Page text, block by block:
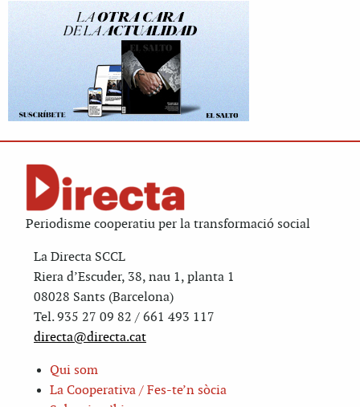
Periodisme cooperatiu per la transformació social
La Directa SCCL
Riera d’Escuder, 38, nau 1, planta 1
08028 Sants (Barcelona)
Tel. 935 27 09 82 / 661 493 117
directa@directa.cat
Qui som
La Cooperativa / Fes-te’n sòcia